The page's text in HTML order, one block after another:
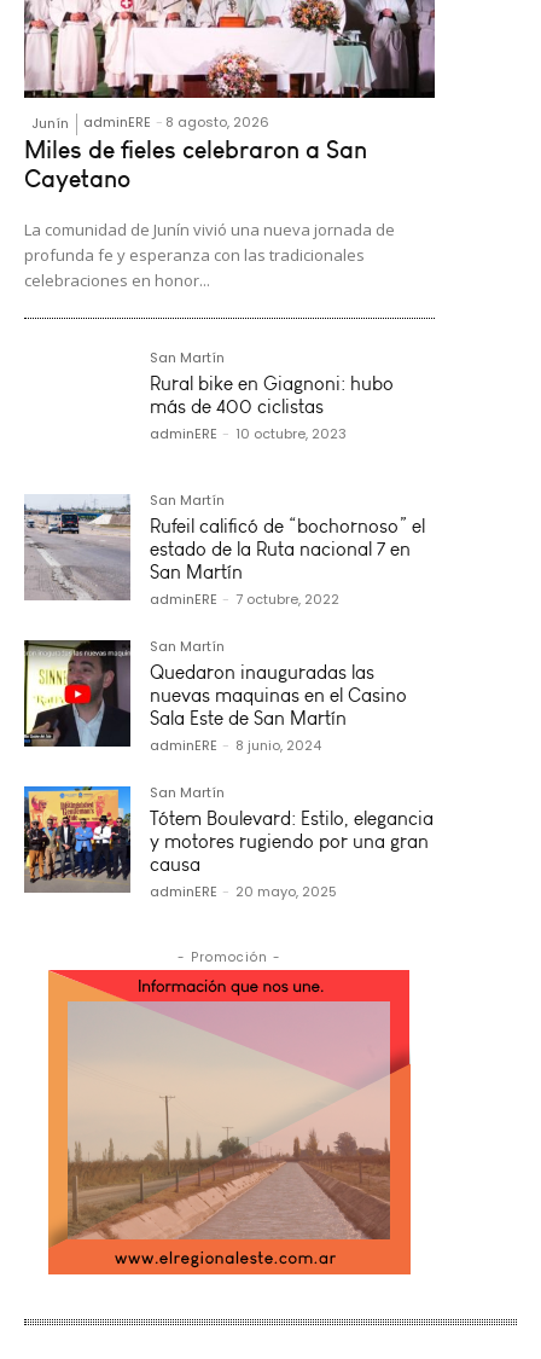
Junín adminERE - 8 agosto, 2026
Miles de fieles celebraron a San
Cayetano
La comunidad de Junín vivió una nueva jornada de
profunda fe y esperanza con las tradicionales
celebraciones en honor...
San Martín
Rural bike en Giagnoni: hubo
más de 400 ciclistas
adminERE - 10 octubre, 2023
San Martín
Rufeil calificó de “bochornoso” el
estado de la Ruta nacional 7 en
San Martín
adminERE - 7 octubre, 2022
San Martín
Quedaron inauguradas las
nuevas maquinas en el Casino
Sala Este de San Martín
adminERE - 8 junio, 2024
San Martín
Tótem Boulevard: Estilo, elegancia
y motores rugiendo por una gran
causa
adminERE - 20 mayo, 2025
- Promoción -